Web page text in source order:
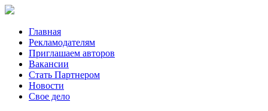
Главная
Рекламодателям
Приглашаем авторов
Вакансии
Стать Партнером
Новости
Свое дело